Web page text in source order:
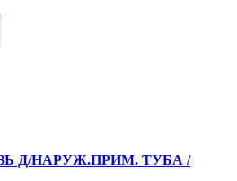
Д/НАРУЖ.ПРИМ. ТУБА /